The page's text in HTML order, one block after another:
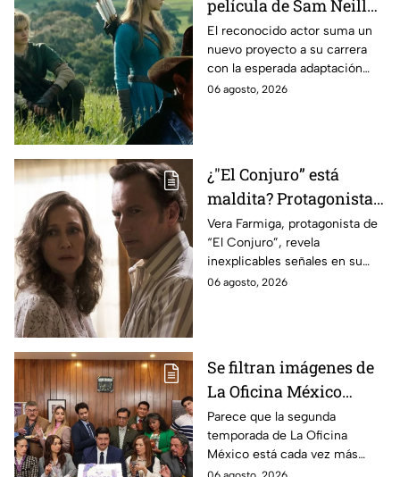
película de Sam Neill
antes de morir: esto es
lo que se sabe hasta
ahora
El reconocido actor suma un
nuevo proyecto a su carrera
con la esperada adaptación
cinematográfica del popular
06 agosto, 2026
¿"El Conjuro” está
maldita? Protagonista
revela INQUIETANTES
señales en su cuerpo
durante la grabación de
la película
Vera Farmiga, protagonista de
“El Conjuro”, revela
inexplicables señales en su
cuerpo durante el rodaje de la
06 agosto, 2026
Se filtran imágenes de
La Oficina México
temporada 2 y un
detalle desata teorías
entre los fans
Parece que la segunda
temporada de La Oficina
México está cada vez más
cerca, pues el elenco ya se